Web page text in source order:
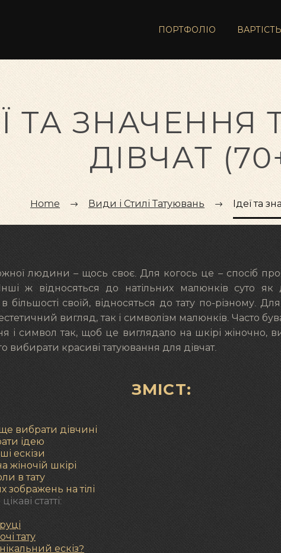
ПОРТФОЛІО ВАРТІСТЬ
ТА
ДІВЧАТ
Home Види і Стилі Татуювань Ідеї та
людини – щось своє. Для когось це – спосіб
Інші ж відносяться до натільних малюнків суто
в більшості своїй, відносяться до тату по-різному.
вигляд, так і символізм малюнків. Часто
і символ так, щоб це виглядало на шкірі жіночно,
вибирати красиві татуювання для дівчат.
ЗМІСТ:
вибрати дівчині
ідею
ескізи
жіночій шкірі
в тату
зображень на тілі
статті:
тату
ескіз?